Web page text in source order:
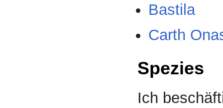
Bastila
Carth
Spezies
Ich